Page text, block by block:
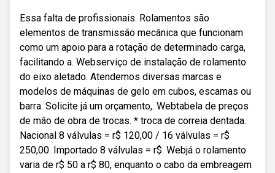
Essa falta de profissionais. Rolamentos são
elementos de transmissão mecânica que funcionam
como um apoio para a rotação de determinado carga,
facilitando a. Webserviço de instalação de rolamento
do eixo aletado. Atendemos diversas marcas e
modelos de máquinas de gelo em cubos, escamas ou
barra. Solicite já um orçamento,. Webtabela de preços
de mão de obra de trocas. * troca de correia dentada.
Nacional 8 válvulas = r$ 120,00 / 16 válvulas = r$
250,00. Importado 8 válvulas = r$. Webjá o rolamento
varia de r$ 50 a r$ 80, enquanto o cabo da embreagem